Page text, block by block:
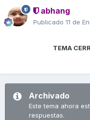
abhang
Publicado 11 de
TEMA
Archivado
Este tema ahora
respuestas.